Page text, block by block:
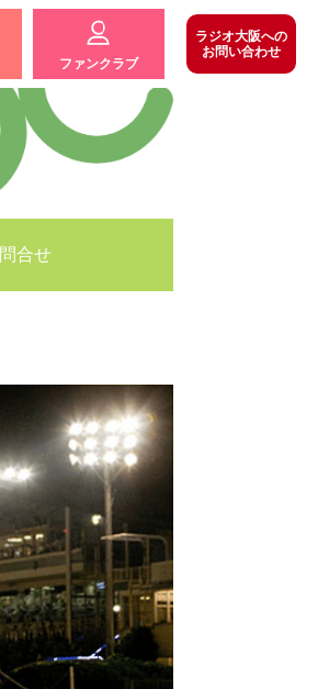
ファンクラブ
ラジオ大阪への
お問い合わせ
問合せ